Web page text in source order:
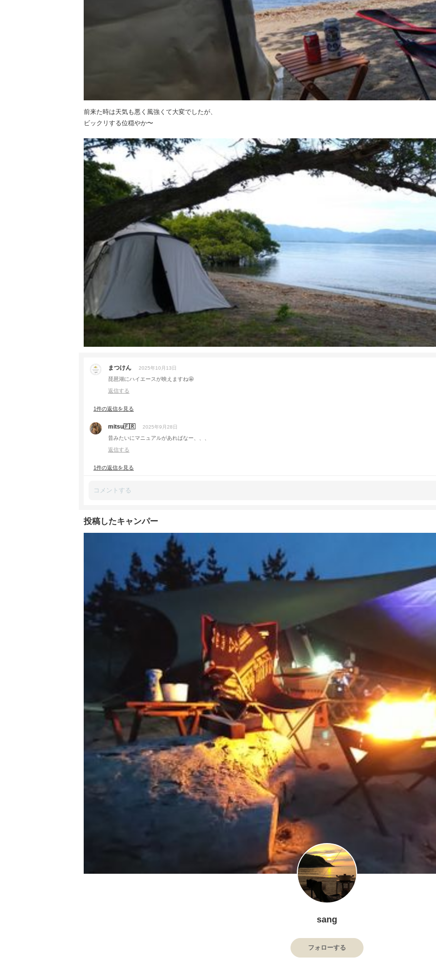
前来た時は天気も悪く風強くて大変でしたが、
ビックリする位穏やか〜
まつけん 2025年10月13日
琵琶湖にハイエースが映えますね🤩
返信する
1件の返信を見る
mitsu🇫🇷 2025年9月28日
昔みたいにマニュアルがあればなー、、、
返信する
1件の返信を見る
投稿したキャンパー
sang
フォローする